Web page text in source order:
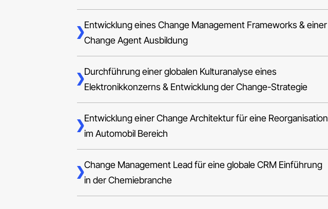
Entwicklung eines Change Management Frameworks & einer
Change Agent Ausbildung
Durchführung einer globalen Kulturanalyse eines
Elektronikkonzerns & Entwicklung der Change-Strategie
Entwicklung einer Change Architektur für eine Reorganisation
im Automobil Bereich
Change Management Lead für eine globale CRM Einführung
in der Chemiebranche